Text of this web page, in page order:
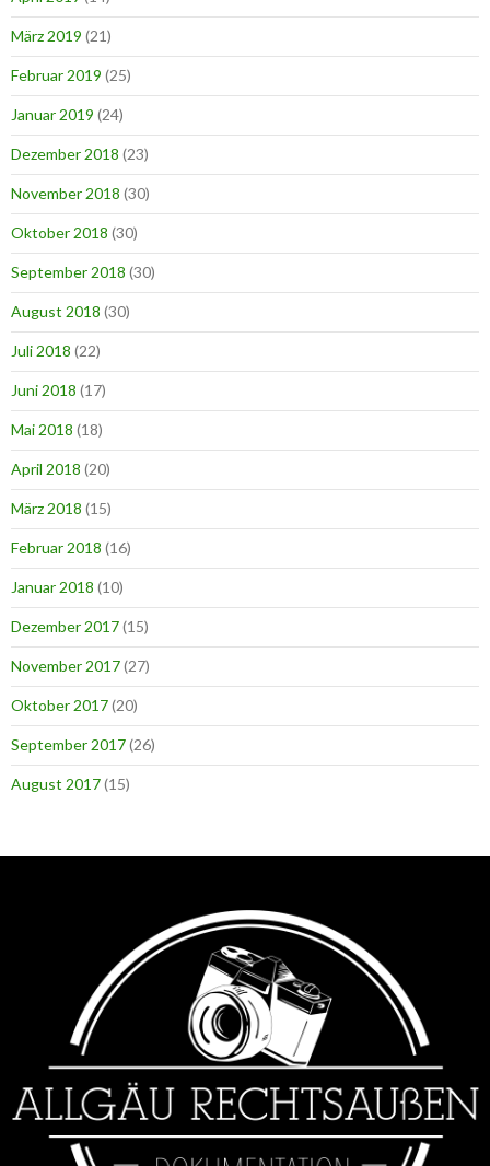
März 2019 (21)
Februar 2019 (25)
Januar 2019 (24)
Dezember 2018 (23)
November 2018 (30)
Oktober 2018 (30)
September 2018 (30)
August 2018 (30)
Juli 2018 (22)
Juni 2018 (17)
Mai 2018 (18)
April 2018 (20)
März 2018 (15)
Februar 2018 (16)
Januar 2018 (10)
Dezember 2017(15)
November 2017(27)
Oktober 2017(20)
September 2017(26)
August 2017(15)